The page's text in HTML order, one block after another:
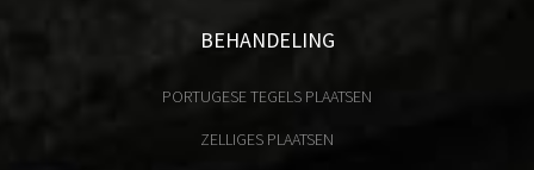
BEHANDELING
PORTUGESE TEGELS PLAATSEN
ZELLIGES PLAATSEN